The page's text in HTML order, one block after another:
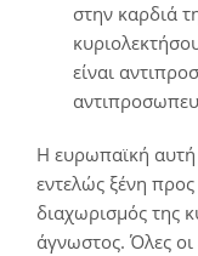
στην καρδιά
είναι
Η ευρωπαϊκή αυτή
εντελώς ξένη
διαχωρισμός της
άγνωστος. Όλες